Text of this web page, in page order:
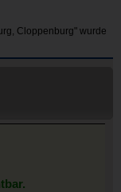
Cloppenburg" wurde